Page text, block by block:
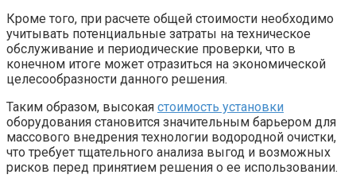
Кроме того, при расчете общей стоимости необходимо
учитывать потенциальные затраты на техническое
обслуживание и периодические проверки, что в
конечном итоге может отразиться на экономической
целесообразности данного решения.
Таким образом, высокая стоимость установки
оборудования становится значительным барьером для
массового внедрения технологии водородной очистки,
что требует тщательного анализа выгод и возможных
рисков перед принятием решения о ее использовании.